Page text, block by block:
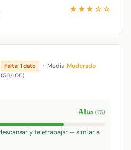
★★★☆☆
Falta: 1 dato · Media:Moderado
(56/100)
Alto (75)
y teletrabajar — similar a